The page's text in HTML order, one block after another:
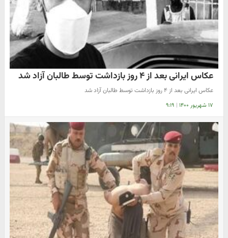
عکاس ایرانی بعد از ۴ روز بازداشت توسط طالبان آزاد شد
عکاس ایرانی بعد از ۴ روز بازداشت توسط طالبان آزاد شد
۱۷ شهریور ۱۴۰۰ | ۹:۱۹